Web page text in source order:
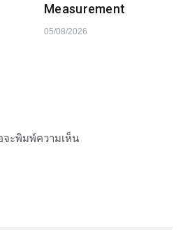
Measurement
05/08/2026
จะพิมพ์ความเห็น